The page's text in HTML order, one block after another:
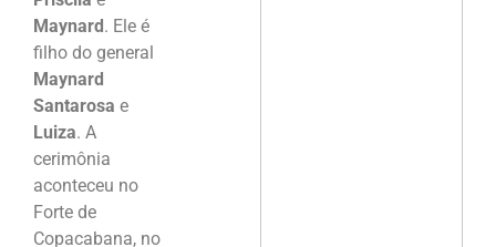
Maynard. Ele é
filho do general
Maynard
Santarosa e
Luiza. A
cerimônia
aconteceu no
Forte de
Copacabana, no